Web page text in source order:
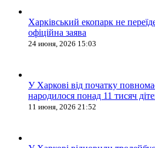
Харківський екопарк не
офіційна заява
24 июня, 2026 15:03
У Харкові від початку
народилося понад 11 тисяч
11 июня, 2026 21:52